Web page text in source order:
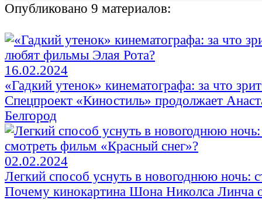
Опубликовано 9 материалов:
16.02.2024
«Гадкий утенок» кинематографа: за что
Спецпроект «Киностиль» продолжает
Белгород
02.02.2024
Легкий способ уснуть в новогоднюю ночь:
Почему кинокартина Шона Николса Линча